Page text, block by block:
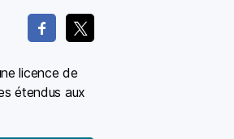
licence de
étendus aux